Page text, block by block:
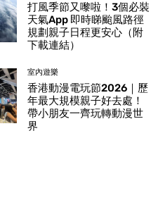
打風季節又嚟啦！3個必裝
天氣App 即時睇颱風路徑
規劃親子日程更安心（附
下載連結）
室內遊樂
香港動漫電玩節2026｜歷
年最大規模親子好去處！
帶小朋友一齊玩轉動漫世
界